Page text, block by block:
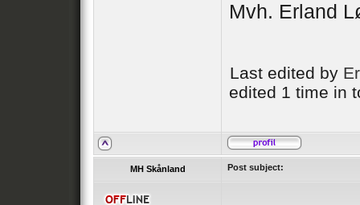
Mvh. Erland
Last edited by
edited 1 time in
MH Skånland Post subject: